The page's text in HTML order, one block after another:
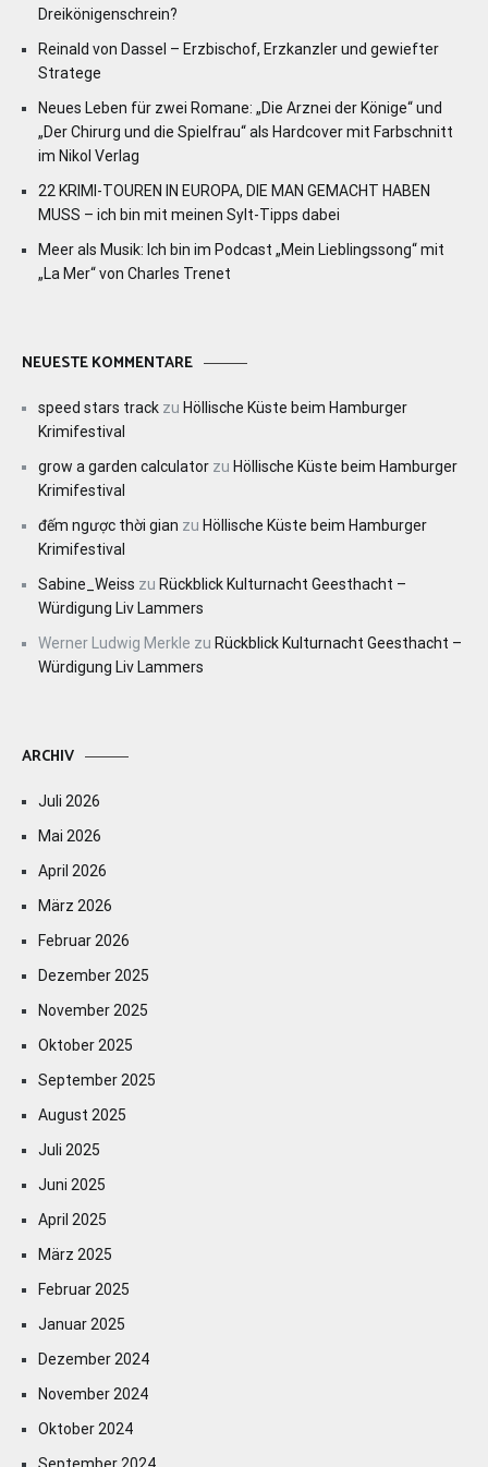
Dreikönigenschrein?
Reinald von Dassel – Erzbischof, Erzkanzler und gewiefter
Stratege
Neues Leben für zwei Romane: „Die Arznei der Könige“ und
„Der Chirurg und die Spielfrau“ als Hardcover mit Farbschnitt
im Nikol Verlag
22 KRIMI-TOUREN IN EUROPA, DIE MAN GEMACHT HABEN
MUSS – ich bin mit meinen Sylt-Tipps dabei
Meer als Musik: Ich bin im Podcast „Mein Lieblingssong“ mit
„La Mer“ von Charles Trenet
NEUESTE KOMMENTARE
speed stars track zu Höllische Küste beim Hamburger
Krimifestival
grow a garden calculator zu Höllische Küste beim Hamburger
Krimifestival
đếm ngược thời gian zu Höllische Küste beim Hamburger
Krimifestival
Sabine_Weiss zu Rückblick Kulturnacht Geesthacht –
Würdigung Liv Lammers
Werner Ludwig Merkle zu Rückblick Kulturnacht Geesthacht –
Würdigung Liv Lammers
ARCHIV
Juli 2026
Mai 2026
April 2026
März 2026
Februar 2026
Dezember 2025
November 2025
Oktober 2025
September 2025
August 2025
Juli 2025
Juni 2025
April 2025
März 2025
Februar 2025
Januar 2025
Dezember 2024
November 2024
Oktober 2024